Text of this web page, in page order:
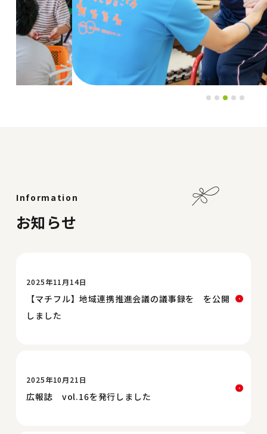
Information
お知らせ
2025年11月14日
【マチフル】地域連携推進会議の議事録を を公開
しました
2025年10月21日
広報誌 vol.16を発行しました